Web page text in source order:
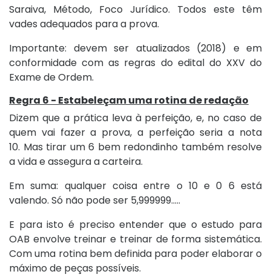
Saraiva, Método, Foco Jurídico. Todos este têm
vades adequados para a prova.
Importante: devem ser atualizados (2018) e em
conformidade com as regras do edital do XXV do
Exame de Ordem.
Regra 6 - Estabeleçam uma rotina de redação
Dizem que a prática leva à perfeição, e, no caso de
quem vai fazer a prova, a perfeição seria a nota
10. Mas tirar um 6 bem redondinho também resolve
a vida e assegura a carteira.
Em suma: qualquer coisa entre o 10 e 0 6 está
valendo. Só não pode ser 5,999999.....
E para isto é preciso entender que o estudo para
OAB envolve treinar e treinar de forma sistemática.
Com uma rotina bem definida para poder elaborar o
máximo de peças possíveis.